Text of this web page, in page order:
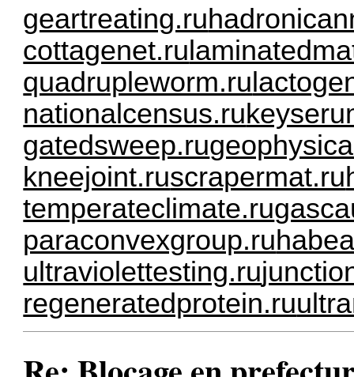
geartreating.ru
cottagenet.ru
quadrupleworm.ru
nationalcensus.ru
gatedsweep.ru
kneejoint.ruscrapermat.ru
temperateclimate.ru
paraconvexgroup.ru
ultraviolettesting.ru
regeneratedprotein.ru